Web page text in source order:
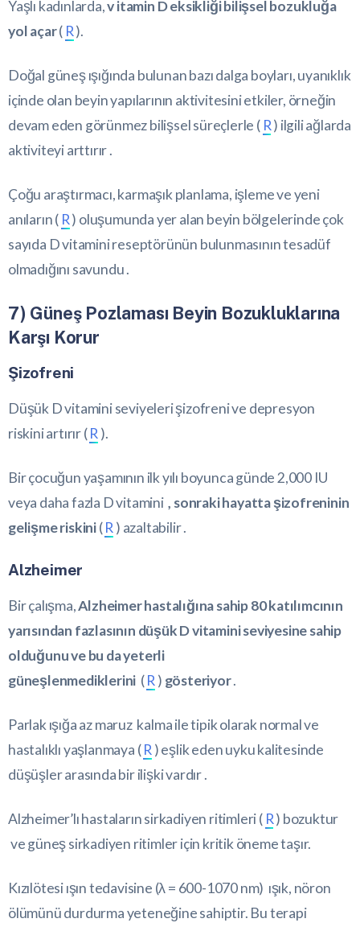
Yaşlı kadınlarda,v itamin D eksikliği bilişsel bozukluğa
yol açar( R).
Doğal güneş ışığında bulunan bazı dalga boyları, uyanıklık
içinde olan beyin yapılarının aktivitesini etkiler, örneğin
devam eden görünmez bilişsel süreçlerle ( R) ilgili ağlarda
aktiviteyi arttırır .
Çoğu araştırmacı, karmaşık planlama, işleme ve yeni
anıların ( R) oluşumunda yer alan beyin bölgelerinde çok
sayıda D vitamini reseptörünün bulunmasının tesadüf
olmadığını savundu .
7) Güneş Pozlaması Beyin Bozukluklarına
Karşı Korur
Şizofreni
Düşük D vitamini seviyeleri şizofreni ve depresyon
riskini artırır (R).
Bir çocuğun yaşamının ilk yılı boyunca günde 2,000 IU
veya daha fazla D vitamini , sonraki hayatta şizofreninin
gelişme riskini(R) azaltabilir .
Alzheimer
Bir çalışma,Alzheimer hastalığına sahip 80 katılımcının
yarısından fazlasının düşük D vitamini seviyesine sahip
olduğunu ve bu da yeterli
güneşlenmediklerini (R) gösteriyor.
Parlak ışığa az maruz kalma ile tipik olarak normal ve
hastalıklı yaşlanmaya (R) eşlik eden uyku kalitesinde
düşüşler arasında bir ilişki vardır .
Alzheimer’lı hastaların sirkadiyen ritimleri ( R) bozuktur
ve güneş sirkadiyen ritimler için kritik öneme taşır.
Kızılötesi ışın tedavisine (λ = 600-1070 nm) ışık, nöron
ölümünü durdurma yeteneğine sahiptir. Bu terapi